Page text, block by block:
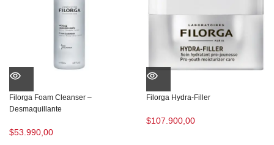
Filorga Foam Cleanser –
Desmaquillante
$53.990,00
Filorga Hydra-Filler
$107.900,00